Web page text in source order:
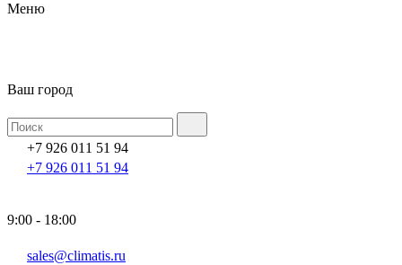
Меню
Ваш город
+7 926 011 51 94
+7 926 011 51 94
9:00 - 18:00
sales@climatis.ru